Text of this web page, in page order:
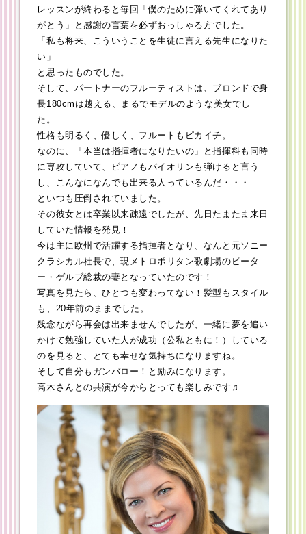
レッスンが終わると毎回「僕のために弾いてくれてあり
がとう」と感謝の言葉を必ずおっしゃる方でした。
「私も将来、こういうことを生徒に言える先生になりた
い」
と思ったものでした。
そして、パートナーのフルーティストは、ブロンドで身
長180cmは越える、まるでモデルのような美女でし
た。
性格も明るく、優しく、フルートもピカイチ。
なのに、「本当は指揮者になりたいの」と指揮科も同時
に専攻していて、ピアノもバイオリンも弾けると言う
し、こんなになんでも出来る人っているんだ・・・
といつも圧倒されていました。
その彼女とは卒業以来疎遠でしたが、先日たまたま来日
していた情報を発見！
今は主に欧州で活躍する指揮者となり、なんと元ソニー
クラシカル社長で、現メトロポリタン歌劇場のピータ
ー・ゲルブ総裁の妻となっていたのです！
写真を見たら、ひとつも変わってない！髪型もスタイル
も、20年前のままでした。
残念ながら再会は出来ませんでしたが、一緒に夢を追い
かけて勉強していた人が成功（公私ともに！）している
のを見ると、とても幸せな気持ちになりますね。
そして自分もガンバロー！と励みになります。
高木さんとの共演が今からとっても楽しみです♫